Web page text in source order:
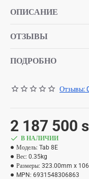
ОПИСАНИЕ
ОТЗЫВЫ
ПОДРОБНО
Отзывы:
2 187 500
В НАЛИЧИИ
Модель: Tab 8E
Вес: 0.35kg
Размеры: 323.00mm x
MPN: 6931548306863